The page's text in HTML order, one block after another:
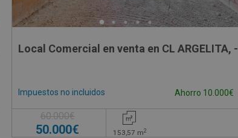
Local Comercial en venta en CL ARGELITA, -
Impuestos no incluidos Ahorro 10.000€
60.000€
50.000€ 153,57 m2